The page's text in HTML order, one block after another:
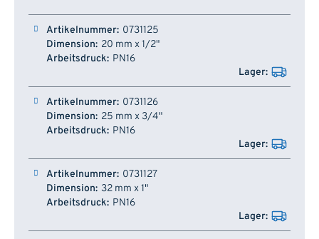
Artikelnummer Dimension
0731125
20 mm x 1/2"
PN16
0731126
25 mm x 3/4"
PN16
0731127
32 mm x 1"
PN16